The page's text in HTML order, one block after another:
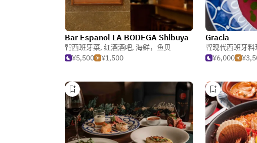
Bar Espanol LA BODEGA Shibuya
西班牙菜, 红酒酒吧, 海鲜，鱼贝
¥5,500
¥1,500
Gracia
现代西班牙料
¥6,000